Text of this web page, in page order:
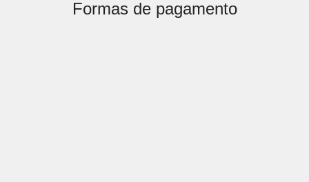
Formas de pagamento